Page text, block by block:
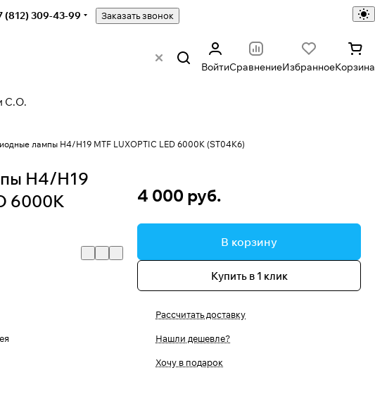
(812) 309-43-99 Заказать звонок
ВойтиСравнениеИзбранноеКорзина
С.О.
лампы H4/H19 MTF LUXOPTIC LED 6000K (ST04K6)
H4/H19
6000K
4 000 руб.
В корзину
Купить в 1 клик
Рассчитать доставку
Нашли дешевле?
Хочу в подарок